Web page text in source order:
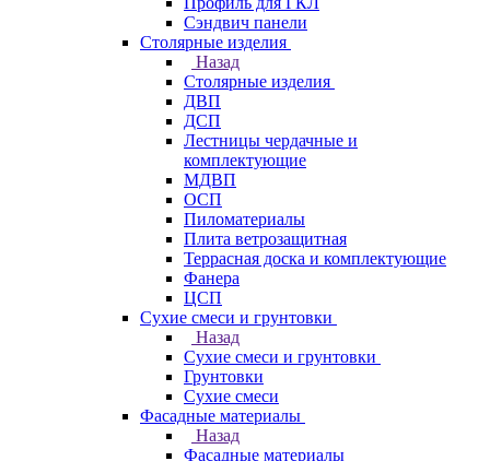
Сэндвич панели
Столярные изделия
Назад
Столярные изделия
ДВП
ДСП
Лестницы чердачные и
комплектующие
МДВП
ОСП
Пиломатериалы
Плита ветрозащитная
Террасная доска и комплектующие
Фанера
ЦСП
Сухие смеси и грунтовки
Назад
Сухие смеси и грунтовки
Грунтовки
Сухие смеси
Фасадные материалы
Назад
Фасадные материалы